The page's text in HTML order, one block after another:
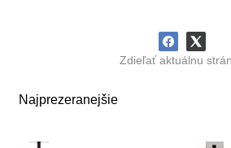
Zdieľať aktuálnu
Najprezeranejšie